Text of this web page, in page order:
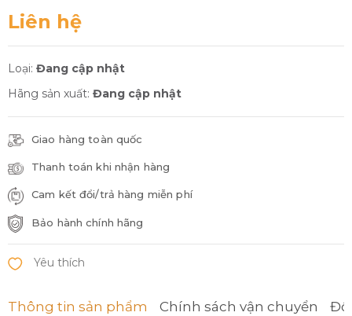
Liên hệ
Loại: Đang cập nhật
Hãng sản xuất: Đang cập nhật
Giao hàng toàn quốc
Thanh toán khi nhận hàng
Cam kết đổi/trả hàng miễn phí
Bảo hành chính hãng
Thông tin sản phẩm Chính sách vận chuyển